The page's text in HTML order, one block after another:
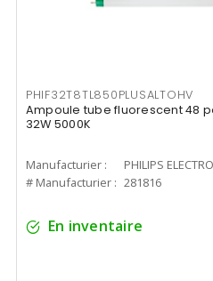
PHIF32T8TL850PLUSALTOHV
Ampoule tube fluorescent 48
32W 5000K
Manufacturier :
PHILIPS
# Manufacturier : 281816
En inventaire